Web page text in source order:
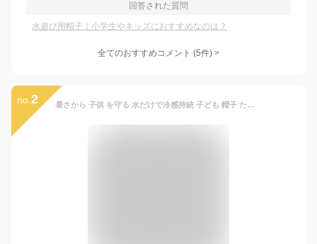
回答された質問
水遊び用帽子｜小学生やキッズにおすすめなのは？
全てのおすすめコメント (5件) >
no. 2 暑さから 子供 を守る 水だけで冷感持続 子ども 帽子 たれ付き ひんやり 涼しい キッズ 熱中症対策 帽子 冷却機能付き 冷える帽子 クールビット 【 coolbit UV フラップ キャップ 】 日焼け防止 グッズ UVカット 女の子 男の子 メッシュ 首 暑さ対策 グッズ